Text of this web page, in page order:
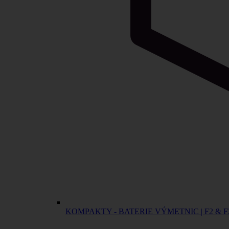
KOMPAKTY - BATERIE VÝMETNIC | F2 &